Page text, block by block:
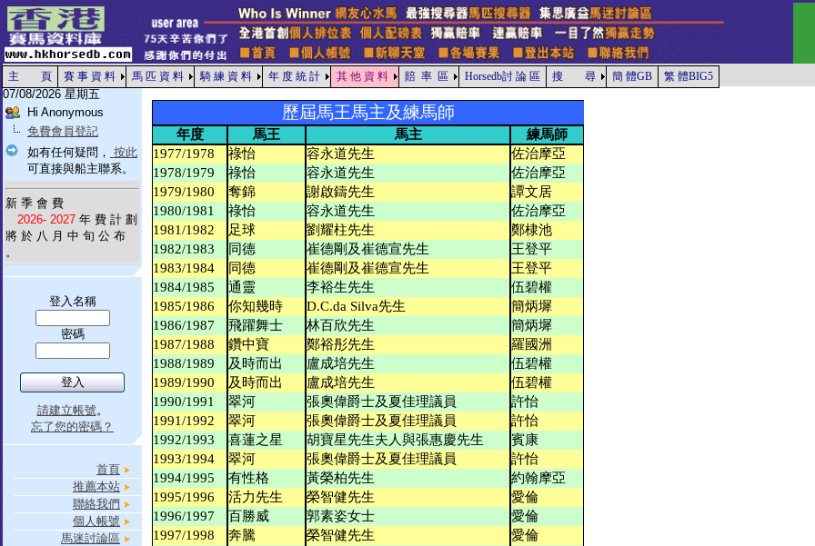
主 頁 賽 事 資 料 馬 匹 資 料 騎 練 資 料 年 度 統 計 其 他 資 料 賠 率 區 Horsedb討 論 區 搜 尋 簡 體GB 繁 體BIG5
07/08/2026 星期五
Hi Anonymous
免費會員登記
如有任何疑問， 按此
可直接與船主聯系。
新 季 會 費
2026- 2027 年 費 計 劃
將 於 八 月 中 旬 公 布
。
登入名稱
密碼
請建立帳號。
忘了您的密碼？
首頁
推薦本站
聯絡我們
個人帳號
馬迷討論區
歷屆馬王馬主及練馬師
年度 馬王 馬主
練馬師
1977/1978
祿怡 容永道先生
佐治摩亞
1978/1979
祿怡 容永道先生
佐治摩亞
1979/1980
奪錦 謝啟鑄先生
譚文居
1980/1981
祿怡 容永道先生
佐治摩亞
1981/1982
足球 劉耀柱先生
鄭棣池
1982/1983
同德 崔德剛及崔德宣先生
王登平
1983/1984
同德 崔德剛及崔德宣先生
王登平
1984/1985
通靈 李裕生先生
伍碧權
1985/1986
你知幾時 D.C.da Silva先生
簡炳墀
1986/1987
飛躍舞士 林百欣先生
簡炳墀
1987/1988
鑽中寶 鄭裕彤先生
羅國洲
1988/1989
及時而出 盧成培先生
伍碧權
1989/1990
及時而出 盧成培先生
伍碧權
1990/1991
翠河 張奧偉爵士及夏佳理議員
許怡
1991/1992
翠河 張奧偉爵士及夏佳理議員
許怡
1992/1993
喜蓮之星 胡寶星先生夫人與張惠慶先生
賓康
1993/1994
翠河 張奧偉爵士及夏佳理議員
許怡
1994/1995
有性格 黃榮柏先生
約翰摩亞
1995/1996
活力先生 榮智健先生
愛倫
1996/1997
百勝威 郭素姿女士
愛倫
1997/1998
奔騰 榮智健先生
愛倫